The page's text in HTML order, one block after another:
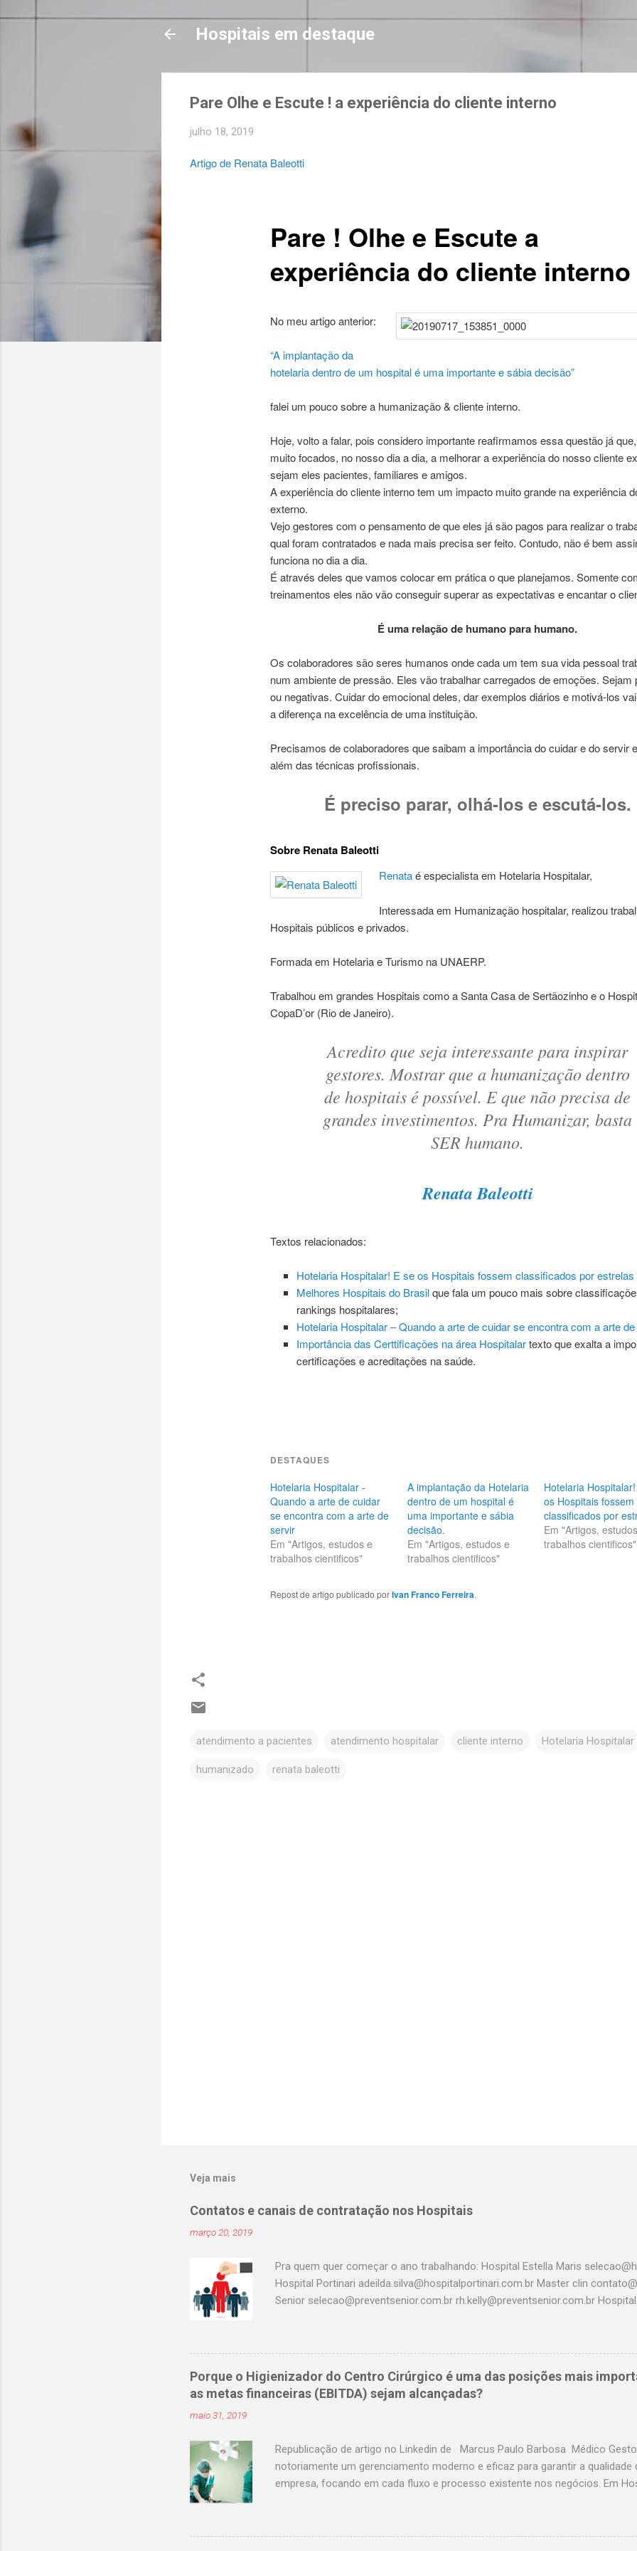
Pular para o conteúdo principal
Hospitais em destaque
Pare Olhe e Escute ! a experiência do cliente interno
julho 18, 2019
Pare ! Olhe e Escute a
experiência do cliente interno
Artigo de Renata Baleotti
No meu artigo anterior:
“A implantação da
hotelaria dentro de um hospital é uma importante e sábia decisão”
falei um pouco sobre a humanização & cliente interno.
Hoje, volto a falar, pois considero importante reafirmamos essa questão já
muito focados, no nosso dia a dia, a melhorar a experiência do nosso cliente
sejam eles pacientes, familiares e amigos.
A experiência do cliente interno tem um impacto muito grande na experiência
externo.
Vejo gestores com o pensamento de que eles já são pagos para realizar o
qual foram contratados e nada mais precisa ser feito. Contudo, não é bem
funciona no dia a dia.
É através deles que vamos colocar em prática o que planejamos. Somente
treinamentos eles não vão conseguir superar as expectativas e encantar o
É uma relação de humano para humano.
Os colaboradores são seres humanos onde cada um tem sua vida pessoal
num ambiente de pressão. Eles vão trabalhar carregados de emoções. Sejam
ou negativas. Cuidar do emocional deles, dar exemplos diários e motivá-los
a diferença na excelência de uma instituição.
Precisamos de colaboradores que saibam a importância do cuidar e do servir
além das técnicas profissionais.
É preciso parar, olhá-los e escutá-los.
Sobre Renata Baleotti
Renataé especialista em Hotelaria Hospitalar,
Interessada em Humanização hospitalar, realizou
Hospitais públicos e privados.
Formada em Hotelaria e Turismo na UNAERP.
Trabalhou em grandes Hospitais como a Santa Casa de Sertãozinho e o
CopaD’or (Rio de Janeiro).
Acredito que seja interessante para inspirar
gestores. Mostrar que a humanização dentro
de hospitais é possível. E que não precisa de
grandes investimentos. Pra Humanizar, basta
SER humano.
Renata Baleotti
Textos relacionados:
Hotelaria Hospitalar! E se os Hospitais fossem classificados por estrelas
Melhores Hospitais do Brasilque fala um pouco mais sobre
rankings hospitalares;
Hotelaria Hospitalar – Quando a arte de cuidar se encontra com a arte
Importância das Certtificações na área Hospitalartexto que exalta a
certificações e acreditações na saúde.
DESTAQUES
Hotelaria Hospitalar -
Quando a arte de cuidar
se encontra com a arte de
servir
Em "Artigos, estudos e
trabalhos cientificos"
A implantação da Hotelaria
dentro de um hospital é
uma importante e sábia
decisão.
Em "Artigos, estudos e
trabalhos cientificos"
Hotelaria
os Hospitais fossem
classificados por
Em "Artigos,
trabalhos cientificos"
Repost de artigo publicado porIvan Franco Ferreira.
atendimento a pacientes atendimento hospitalar cliente interno Hotelaria Hospitalar
humanizado renata baleotti
Veja mais
Contatos e canais de contratação nos Hospitais
março 20, 2019
Pra quem quer começar o ano trabalhando: Hospital Estella Maris
Hospital Portinari adeilda.silva@hospitalportinari.com.br Master clin
Senior selecao@preventsenior.com.br rh.kelly@preventsenior.com.br
Assunção rhselecao@hospitalassuncao.com.br AACD
enfermagem@hospitalamerica.com.br rh@hospitalamerica.com.br Hospital
atendimento@hospitalprevina.com.br Intermedica
selecao@samaritano.org.br Hospital Santa Paula
selecao@saocristovao.com.br Seconci selecao@seconci-sp.org.br Hospital
Porque o Higienizador do Centro Cirúrgico é uma das posições mais
as metas financeiras (EBITDA) sejam alcançadas?
maio 31, 2019
Republicação de artigo no Linkedin de Marcus Paulo Barbosa Médico
notoriamente um gerenciamento moderno e eficaz para garantir a qualidade
empresa, focando em cada fluxo e processo existente nos negócios. Em
15 a 30 % de produção indireta, portanto não é preciso explicar o impacto
de Custos no IBITDA né? O que precisamos para um Centro Cirúrgico ter